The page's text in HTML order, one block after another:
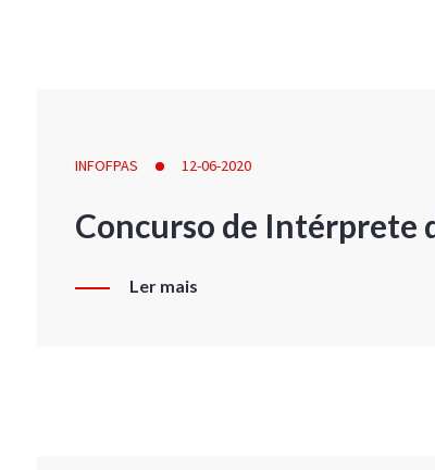
INFOFPAS 12-06-2020
Concurso de Intérprete
Ler mais